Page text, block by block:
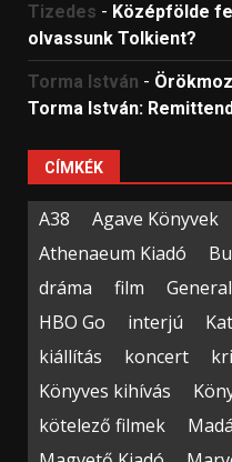
Tizedes - Középfölde
olvassunk Tolkient?
Torma István -
Torma István:
CÍMKÉK
A38 Agave Könyvek
Athenaeum Kiadó
dráma
film
HBO Go
interjú
kiállítás
koncert
Könyves kihívás
kötelező filmek